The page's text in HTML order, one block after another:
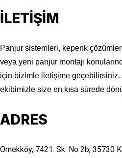
İLETİŞİM
Panjur sistemleri, kepenk
veya yeni panjur montajı
için bizimle iletişime geçebilirsiniz.
ekibimizle size en kısa sürede
ADRES
Örnekköy, 7421. Sk. No 2b, 35730